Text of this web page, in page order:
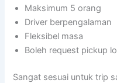
Maksimum 5 orang
Driver berpengalaman
Fleksibel masa
Boleh request pickup
Sangat sesuai untuk trip